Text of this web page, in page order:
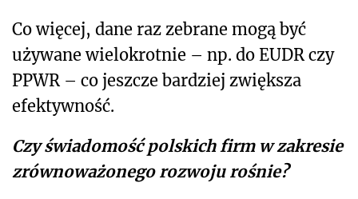
Co więcej, dane raz zebrane mogą być
używane wielokrotnie – np. do EUDR czy
PPWR – co jeszcze bardziej zwiększa
efektywność.
Czy świadomość polskich firm w zakresie
zrównoważonego rozwoju rośnie?